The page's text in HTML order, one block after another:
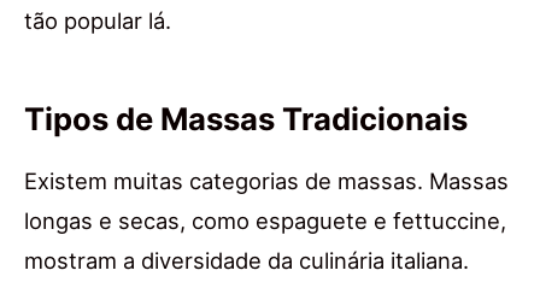
tão popular lá.
Tipos de Massas Tradicionais
Existem muitas categorias de massas. Massas
longas e secas, como espaguete e fettuccine,
mostram a diversidade da culinária italiana.